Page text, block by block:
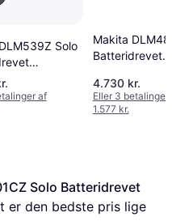
Solo
af
Makita
Batteridrevet
4.730 kr.
Eller 3 betalinger
1.577 kr.
Solo Batteridrevet
er den bedste pris lige